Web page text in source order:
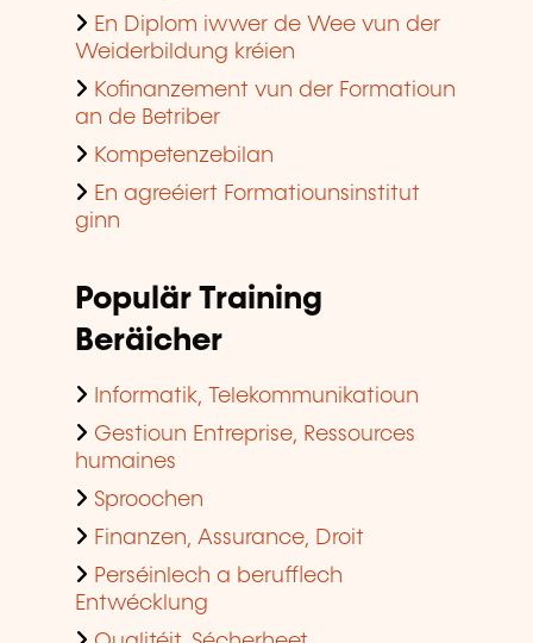
En Diplom iwwer de Wee vun der
Weiderbildung kréien
Kofinanzement vun der Formatioun
an de Betriber
Kompetenzebilan
En agreéiert Formatiounsinstitut
ginn
Populär Training
Beräicher
Informatik, Telekommunikatioun
Gestioun Entreprise, Ressources
humaines
Sproochen
Finanzen, Assurance, Droit
Perséinlech a berufflech
Entwécklung